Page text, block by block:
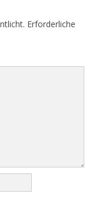
Erforderliche